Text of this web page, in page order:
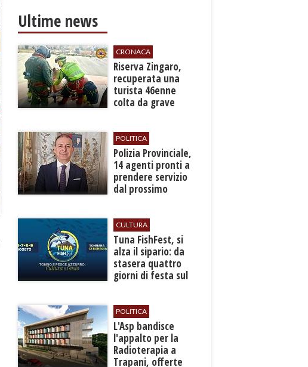
Ultime news
CRONACA
​Riserva Zingaro,
recuperata una
turista 46enne
colta da grave
POLITICA
​Polizia Provinciale,
14 agenti pronti a
prendere servizio
dal prossimo
CULTURA
​Tuna FishFest, si
alza il sipario: da
stasera quattro
giorni di festa sul
POLITICA
L'Asp bandisce
l'appalto per la
Radioterapia a
Trapani, offerte